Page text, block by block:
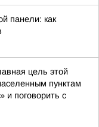
панели: как
цель этой
пунктам
и поговорить с